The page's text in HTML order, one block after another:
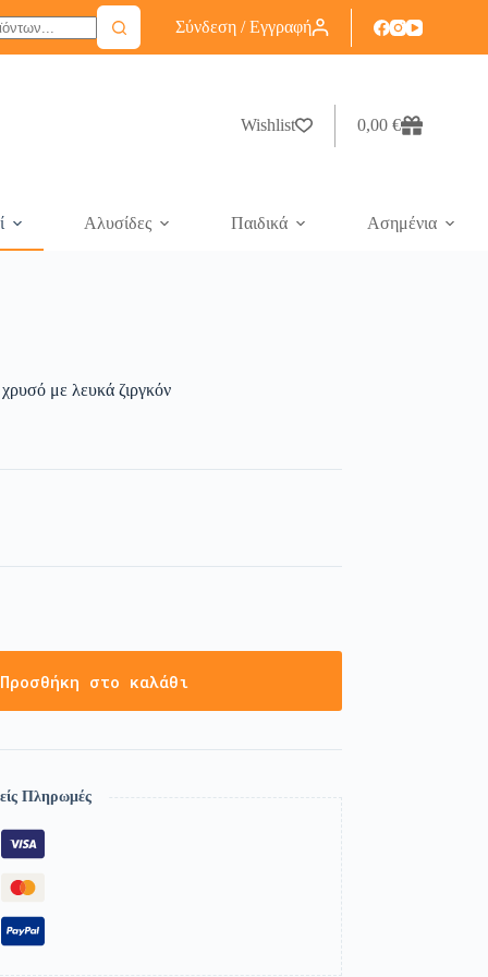
Σύνδεση / Εγγραφή
Wishlist 0,00 €
Αλυσίδες Παιδικά Ασημένια
με λευκά ζιργκόν
Προσθήκη στο καλάθι
Πληρωμές